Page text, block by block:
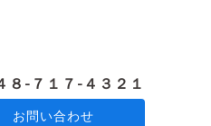
８-７１７-４３２１
お問い合わせ